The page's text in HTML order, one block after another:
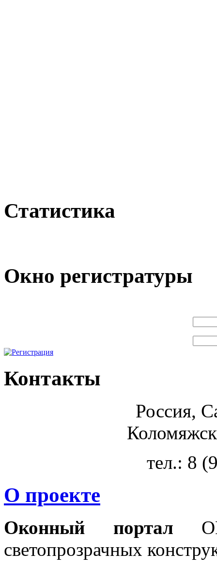
Статистика
Окно регистратуры
Контакты
Россия,
тел.: 8
О проекте
Оконный портал
светопрозрачных